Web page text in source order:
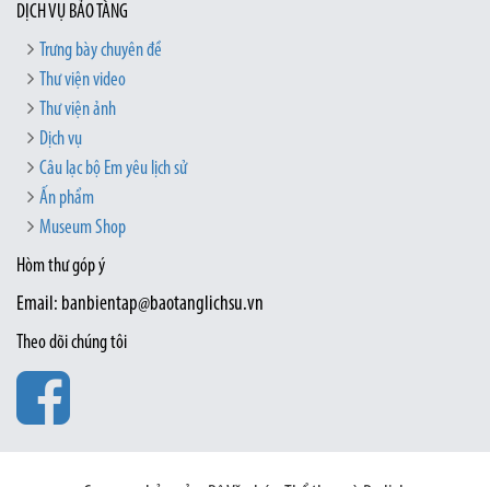
DỊCH VỤ BẢO TÀNG
Trưng bày chuyên đề
Thư viện video
Thư viện ảnh
Dịch vụ
Câu lạc bộ Em yêu lịch sử
Ấn phẩm
Museum Shop
Hòm thư góp ý
Email: banbientap@baotanglichsu.vn
Theo dõi chúng tôi